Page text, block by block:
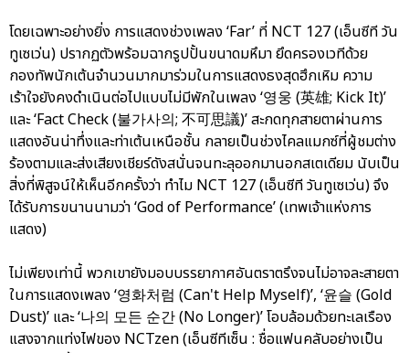
โดยเฉพาะอย่างยิ่ง การแสดงช่วงเพลง ‘Far’ ที่ NCT 127 (เอ็นซีที วัน
ทูเซเว่น) ปรากฏตัวพร้อมฉากรูปปั้นขนาดมหึมา ยึดครองเวทีด้วย
กองทัพนักเต้นจำนวนมากมาร่วมในการแสดงธงสุดฮึกเหิม ความ
เร้าใจยังคงดำเนินต่อไปแบบไม่มีพักในเพลง ‘영웅 (英雄; Kick It)’
และ ‘Fact Check (불가사의; 不可思議)’ สะกดทุกสายตาผ่านการ
แสดงอันน่าทึ่งและท่าเต้นเหนือชั้น กลายเป็นช่วงไคลแมกซ์ที่ผู้ชมต่าง
ร้องตามและส่งเสียงเชียร์ดังสนั่นจนทะลุออกมานอกสเตเดียม นับเป็น
สิ่งที่พิสูจน์ให้เห็นอีกครั้งว่า ทำไม NCT 127 (เอ็นซีที วันทูเซเว่น) จึง
ได้รับการขนานนามว่า ‘God of Performance’ (เทพเจ้าแห่งการ
แสดง)
ไม่เพียงเท่านี้ พวกเขายังมอบบรรยากาศอันตราตรึงจนไม่อาจละสายตา
ในการแสดงเพลง ‘영화처럼 (Can't Help Myself)’, ‘윤슬 (Gold
Dust)’ และ ‘나의 모든 순간 (No Longer)’ โอบล้อมด้วยทะเลเรือง
แสงจากแท่งไฟของ NCTzen (เอ็นซีทีเซ็น : ชื่อแฟนคลับอย่างเป็น